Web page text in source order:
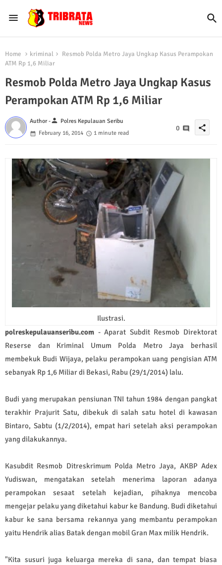
Home kriminal
Resmob Polda Metro Jaya Ungkap Kasus Perampokan
ATM Rp 1,6 Miliar
Resmob Polda Metro Jaya Ungkap Kasus
Perampokan ATM Rp 1,6 Miliar
Author -person Polres Kepulauan Seribu
February 16, 2014
1 minute read
0 share
Ilustrasi.
polreskepulauanseribu.com - Aparat Subdit Resmob Direktorat
Reserse dan Kriminal Umum Polda Metro Jaya berhasil
membekuk Budi Wijaya, pelaku perampokan uang pengisian ATM
sebanyak Rp 1,6 Miliar di Bekasi, Rabu (29/1/2014) lalu.
Budi yang merupakan pensiunan TNI tahun 1984 dengan pangkat
terakhir Prajurit Satu, dibekuk di salah satu hotel di kawasan
Bintaro, Sabtu (1/2/2014), empat hari setelah aksi perampokan
yang dilakukannya.
Kasubdit Resmob Ditreskrimum Polda Metro Jaya, AKBP Adex
Yudiswan, mengatakan setelah menerima laporan adanya
perampokan sesaat setelah kejadian, pihaknya mencoba
mengejar pelaku yang diketahui kabur ke Bandung. Budi diketahui
kabur ke sana bersama rekannya yang membantu perampokan
yaitu Hendrik alias Batak dengan mobil Gran Max milik Hendrik.
"Kita susuri juga keluarga mereka di sana, dan tempat biasa